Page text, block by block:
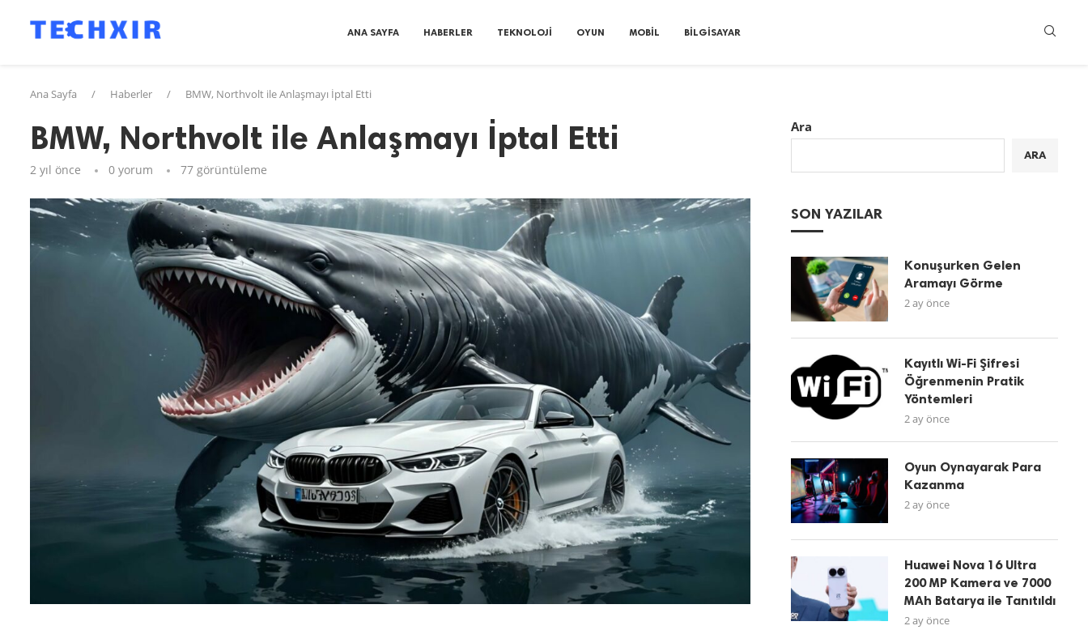
ANA SAYFA HABERLER TEKNOLOJI OYUN MOBIL BILGISAYAR
Ana Sayfa / Haberler / BMW, Northvolt ile Anlaşmayı İptal Etti
BMW, Northvolt ile Anlaşmayı İptal Etti
2 yıl önce 0 yorum 77 görüntüleme
Ara
ARA
SON YAZILAR
Konuşurken Gelen
Aramayı Görme
2 ay önce
Kayıtlı Wi-Fi Şifresi
Öğrenmenin Pratik
Yöntemleri
2 ay önce
Oyun Oynayarak Para
Kazanma
2 ay önce
Huawei Nova 16 Ultra
200 MP Kamera ve 7000
MAh Batarya ile Tanıtıldı
2 ay önce